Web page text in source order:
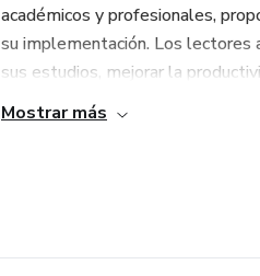
académicos y profesionales,
su implementación. Los lectores
sus estudios, mejorar la
Mostrar más